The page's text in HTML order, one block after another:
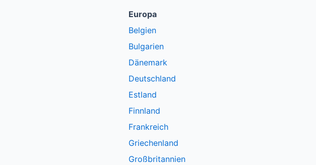
Europa
Belgien
Bulgarien
Dänemark
Deutschland
Estland
Finnland
Frankreich
Griechenland
Großbritannien